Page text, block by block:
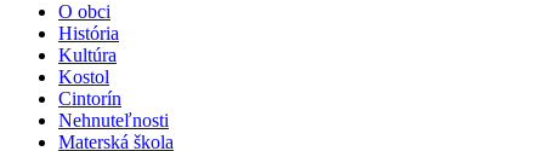
O obci
História
Kultúra
Kostol
Cintorín
Nehnuteľnosti
Materská škola